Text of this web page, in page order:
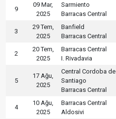
9
09 Mar,
2025
Sarmiento
Barracas Central
3
29 Tem,
2025
Banfield
Barracas Central
2
20 Tem,
2025
Barracas Central
I. Rivadavia
5
17 Ağu,
2025
Central Cordoba de
Santiago
Barracas Central
4
10 Ağu,
2025
Barracas Central
Aldosivi